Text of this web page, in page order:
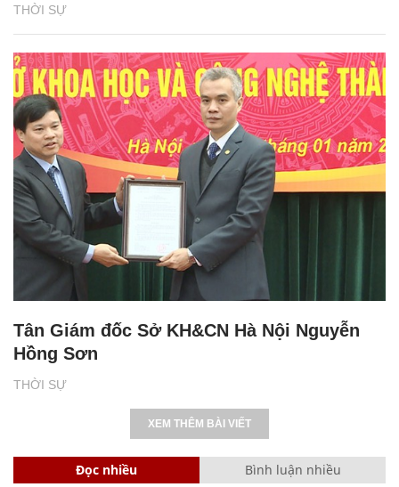
THỜI SỰ
THỜI SỰ
Tân Giám đốc Sở KH&CN Hà Nội Nguyễn
Hồng Sơn
XEM THÊM BÀI VIẾT
Đọc nhiều Bình luận nhiều